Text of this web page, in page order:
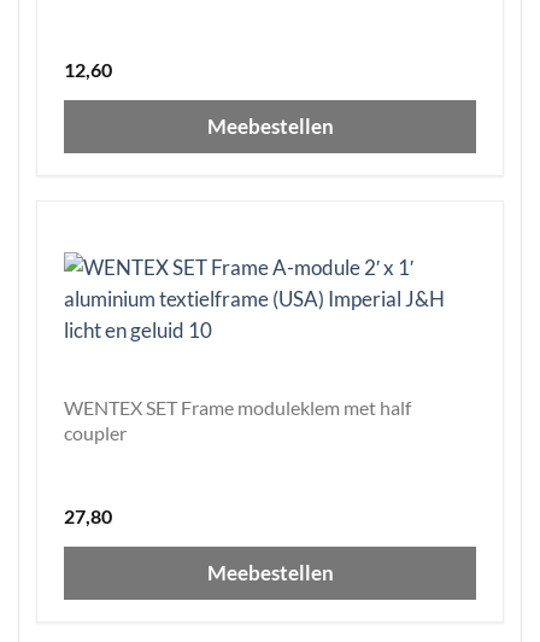
12,60
Meebestellen
WENTEX SET Frame moduleklem met half
coupler
27,80
Meebestellen